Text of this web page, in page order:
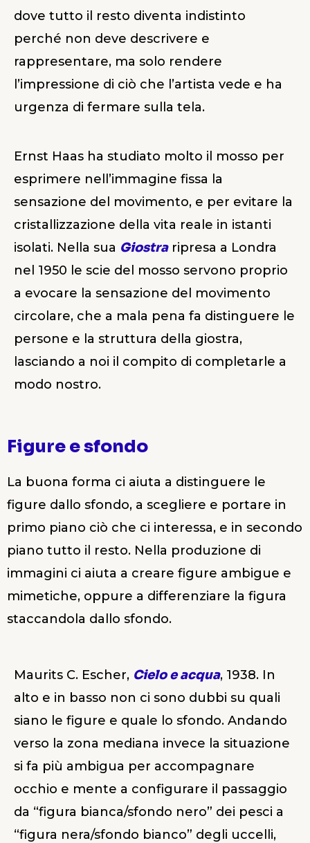
dove tutto il resto diventa indistinto
perché non deve descrivere e
rappresentare, ma solo rendere
l’impressione di ciò che l’artista vede e ha
urgenza di fermare sulla tela.
Ernst Haas ha studiato molto il mosso per
esprimere nell’immagine fissa la
sensazione del movimento, e per evitare la
cristallizzazione della vita reale in istanti
isolati. Nella sua Giostra ripresa a Londra
nel 1950 le scie del mosso servono proprio
a evocare la sensazione del movimento
circolare, che a mala pena fa distinguere le
persone e la struttura della giostra,
lasciando a noi il compito di completarle a
modo nostro.
Figure e sfondo
La buona forma ci aiuta a distinguere le
figure dallo sfondo, a scegliere e portare in
primo piano ciò che ci interessa, e in secondo
piano tutto il resto. Nella produzione di
immagini ci aiuta a creare figure ambigue e
mimetiche, oppure a differenziare la figura
staccandola dallo sfondo.
Maurits C. Escher, Cielo e acqua, 1938. In
alto e in basso non ci sono dubbi su quali
siano le figure e quale lo sfondo. Andando
verso la zona mediana invece la situazione
si fa più ambigua per accompagnare
occhio e mente a configurare il passaggio
da “figura bianca/sfondo nero” dei pesci a
“figura nera/sfondo bianco” degli uccelli,